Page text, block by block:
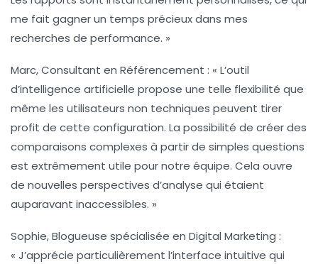
me fait gagner un temps précieux dans mes
recherches de performance. »
Marc, Consultant en Référencement : « L’outil
d’intelligence artificielle propose une telle flexibilité que
même les utilisateurs non techniques peuvent tirer
profit de cette configuration. La possibilité de créer des
comparaisons complexes à partir de simples questions
est extrêmement utile pour notre équipe. Cela ouvre
de nouvelles perspectives d’analyse qui étaient
auparavant inaccessibles. »
Sophie, Blogueuse spécialisée en Digital Marketing :
« J’apprécie particulièrement l’interface intuitive qui